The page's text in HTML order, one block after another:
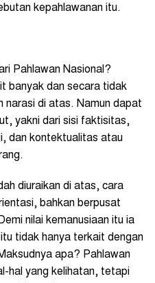
kepahlawanan itu.
Pahlawan Nasional?
banyak dan secara tidak
narasi di atas. Namun dapat
yakni dari sisi faktisitas,
dan kontektualitas atau
diuraikan di atas, cara
bahkan berpusat
nilai kemanusiaan itu ia
tidak hanya terkait dengan
apa? Pahlawan
hal yang kelihatan, tetapi